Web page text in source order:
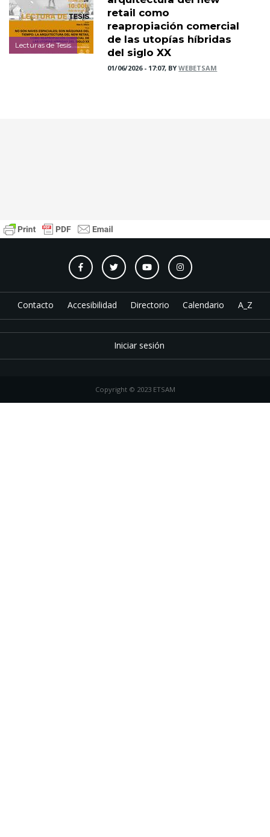
Lecturas de Tesis
retail como
reapropiación comercial
de las utopías híbridas
del siglo XX
01/06/2026 - 17:07, BYWEBETSAM
Contacto Accesibilidad Directorio Calendario A_Z
Iniciar sesión
Copyright © 2023 ETSAM